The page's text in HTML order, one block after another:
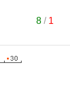
8/ 1